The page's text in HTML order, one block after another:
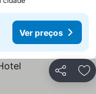
Ver preços
Partilhar